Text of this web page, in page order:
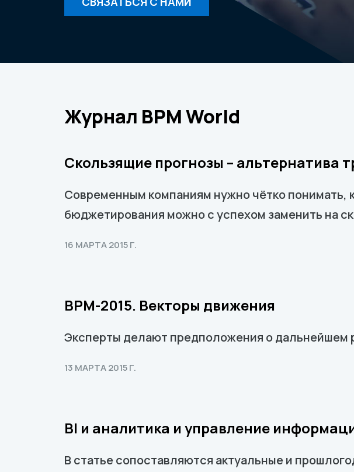
Журнал ВРМ World
Скользящие прогнозы –
Современным компаниям нужно чётко понимать,
бюджетирования можно с успехом заменить на
16 МАРТА 2015 Г.
BPM-2015. Векторы движения
Эксперты делают предположения о дальнейшем
13 МАРТА 2015 Г.
BI и аналитика и управление
В статье сопоставляются актуальные и